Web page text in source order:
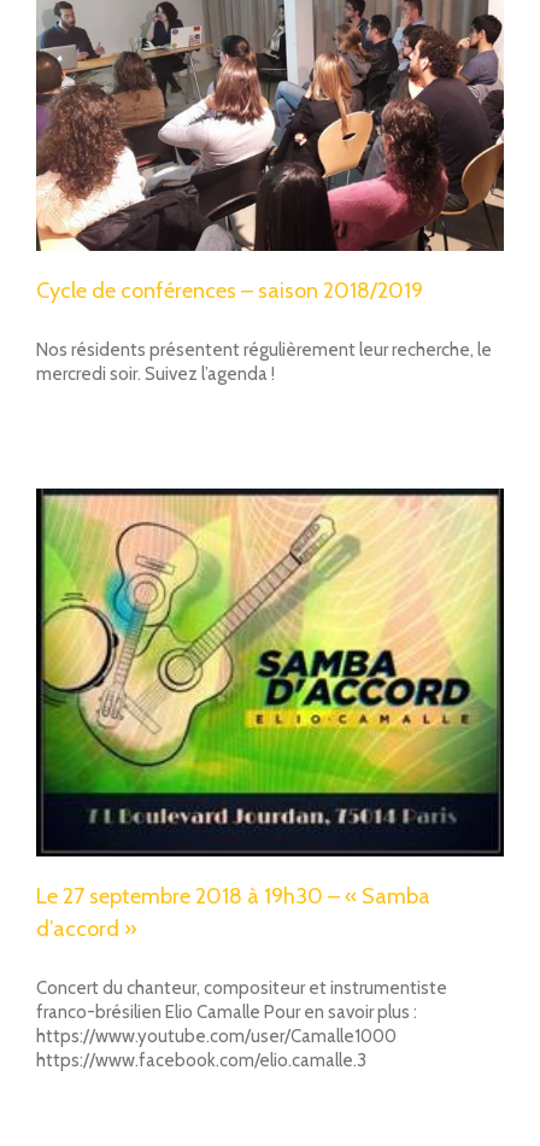
Cycle de conférences – saison 2018/2019
Nos résidents présentent régulièrement leur recherche, le
mercredi soir. Suivez l’agenda !
Le 27 septembre 2018 à 19h30 – « Samba
d’accord »
Concert du chanteur, compositeur et instrumentiste
franco-brésilien Elio Camalle Pour en savoir plus :
https://www.youtube.com/user/Camalle1000
https://www.facebook.com/elio.camalle.3